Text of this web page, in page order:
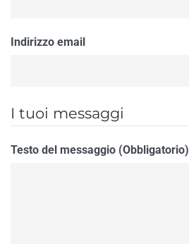
Indirizzo email
I tuoi messaggi
Testo del messaggio (Obbligatorio)